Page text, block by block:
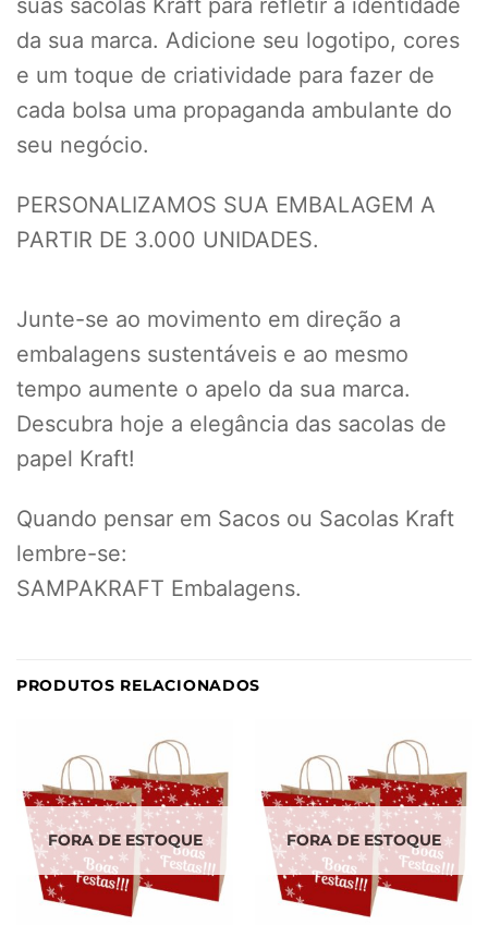
da sua marca. Adicione seu logotipo, cores
e um toque de criatividade para fazer de
cada bolsa uma propaganda ambulante do
seu negócio.
PERSONALIZAMOS SUA EMBALAGEM A
PARTIR DE 3.000 UNIDADES.
Junte-se ao movimento em direção a
embalagens sustentáveis e ao mesmo
tempo aumente o apelo da sua marca.
Descubra hoje a elegância das sacolas de
papel Kraft!
Quando pensar em Sacos ou Sacolas Kraft
lembre-se:
SAMPAKRAFT Embalagens.
PRODUTOS RELACIONADOS
FORA DE ESTOQUE FORA DE ESTOQUE